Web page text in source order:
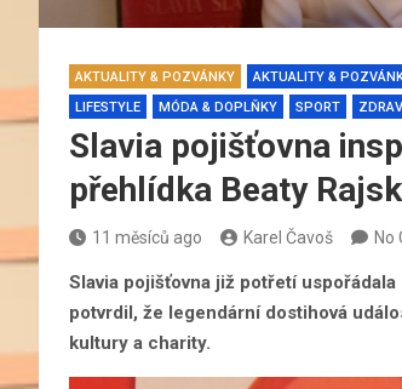
AKTUALITY & POZVÁNKY AKTUALITY &
LIFESTYLE
MÓDA & DOPLŇKY SPORT
Slavia pojišťovna
přehlídka Beaty
11 měsíců ago Karel Čavoš No
Slavia pojišťovna již potřetí
potvrdil, že legendární dostihová
kultury a charity.